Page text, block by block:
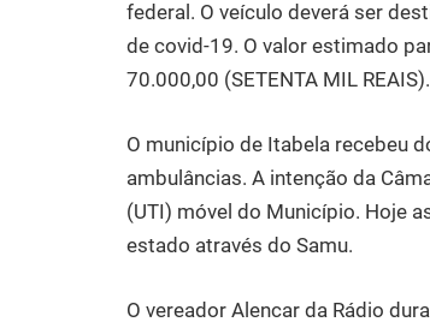
federal. O veículo deverá ser
de covid-19. O valor estimado
70.000,00 (SETENTA MIL REAIS).
O município de Itabela recebeu
ambulâncias. A intenção da
(UTI) móvel do Município. Hoje
estado através do Samu.
O vereador Alencar da Rádio